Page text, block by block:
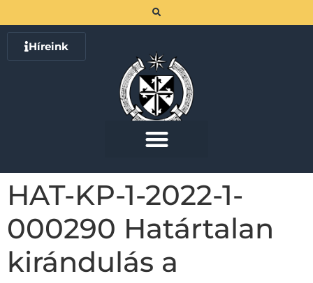
Híreink
HAT-KP-1-2022-1-
000290 Határtalan
kirándulás a